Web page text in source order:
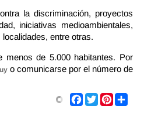
la discriminación, proyectos
iniciativas medioambientales,
entre otras.
menos de 5.000 habitantes. Por
o comunicarse por el número de
Facebook
TwitterPinterest